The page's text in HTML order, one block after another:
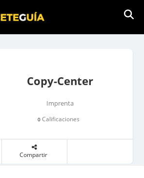
Copy-Center
Imprenta
0Calificaciones
Compartir